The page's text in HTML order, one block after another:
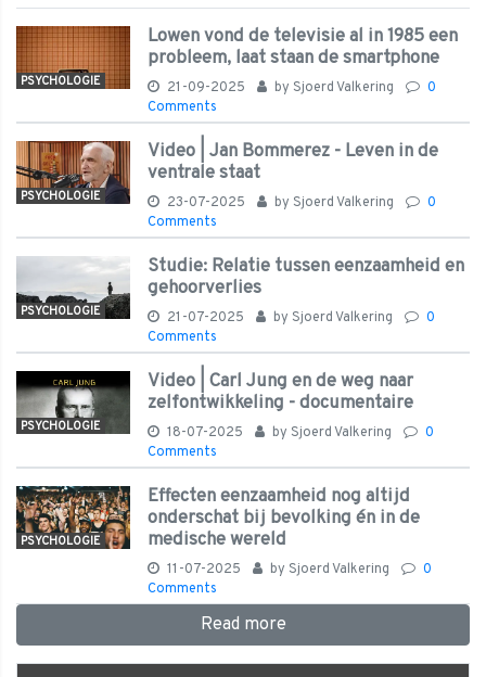
PSYCHOLOGIE
Lowen vond de televisie al in 1985 een
probleem, laat staan de smartphone
21-09-2025 by Sjoerd Valkering
0
Comments
PSYCHOLOGIE
Video | Jan Bommerez - Leven in de
ventrale staat
23-07-2025 by Sjoerd Valkering
0
Comments
PSYCHOLOGIE
Studie: Relatie tussen eenzaamheid en
gehoorverlies
21-07-2025 by Sjoerd Valkering
0
Comments
PSYCHOLOGIE
Video | Carl Jung en de weg naar
zelfontwikkeling - documentaire
18-07-2025 by Sjoerd Valkering
0
Comments
PSYCHOLOGIE
Effecten eenzaamheid nog altijd
onderschat bij bevolking én in de
medische wereld
11-07-2025 by Sjoerd Valkering
0
Comments
Read more